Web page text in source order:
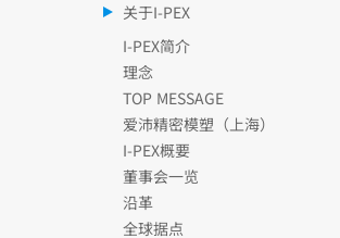
关于I-PEX
I-PEX简介
理念
TOP MESSAGE
爱沛精密模塑（上海）
I-PEX概要
董事会一览
沿革
全球据点